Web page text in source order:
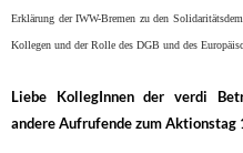
Erklärung der IWW-Bremen zu den
Kollegen und der Rolle des DGB und des
Liebe KollegInnen der verdi
andere Aufrufende zum Aktionstag